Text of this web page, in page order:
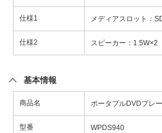
仕様1 メディアスロット：
仕様2 スピーカー：1.5W×2
基本情報
商品名 ポータブルDVDプレ
型番 WPDS940